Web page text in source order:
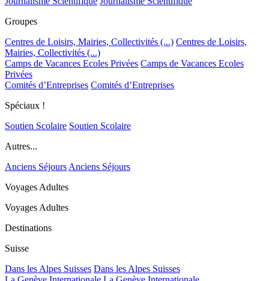
Groupes
Centres de Loisirs, Mairies, Collectivités (...) Centres de Loisirs,
Mairies, Collectivités (...)
Camps de Vacances Ecoles Privées Camps de Vacances Ecoles
Privées
Comités d’Entreprises Comités d’Entreprises
Spéciaux !
Soutien Scolaire Soutien Scolaire
Autres...
Anciens Séjours Anciens Séjours
Voyages Adultes
Voyages Adultes
Destinations
Suisse
Dans les Alpes Suisses Dans les Alpes Suisses